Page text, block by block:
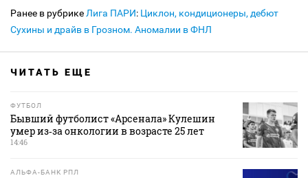
Ранее в рубрике Лига ПАРИ: Циклон, кондиционеры, дебют
Сухины и драйв в Грозном. Аномалии в ФНЛ
ЧИТАТЬ ЕЩЕ
ФУТБОЛ
Бывший футболист «Арсенала» Кулешин
умер из‑за онкологии в возрасте 25 лет
14:46
АЛЬФА-БАНК РПЛ